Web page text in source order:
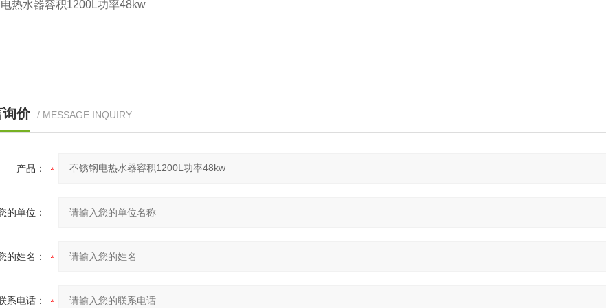
热水器容积1200L功率48kw
价 / MESSAGE INQUIRY
产品：
的单位：
的姓名：
系电话：